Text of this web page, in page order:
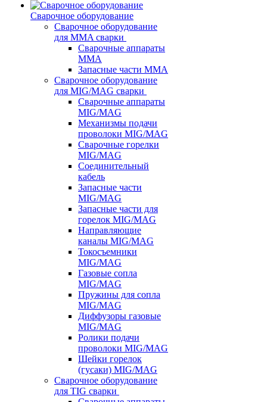
Сварочное оборудование
Сварочное оборудование
для MMA сварки
Сварочные аппараты
MMA
Запасные части MMA
Сварочное оборудование
для MIG/MAG сварки
Сварочные аппараты
MIG/MAG
Механизмы подачи
проволоки MIG/MAG
Сварочные горелки
MIG/MAG
Соединительный
кабель
Запасные части
MIG/MAG
Запасные части для
горелок MIG/MAG
Направляющие
каналы MIG/MAG
Токосъемники
MIG/MAG
Газовые сопла
MIG/MAG
Пружины для сопла
MIG/MAG
Диффузоры газовые
MIG/MAG
Ролики подачи
проволоки MIG/MAG
Шейки горелок
(гусаки) MIG/MAG
Сварочное оборудование
для TIG сварки